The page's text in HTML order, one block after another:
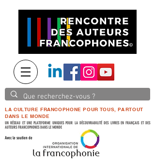
LA CULTURE FRANCOPHONE POUR TOUS, PARTOUT
DANS LE MONDE
UN RÉSEAU ET UNE PLATEFORME UNIQUES POUR LA DÉCOUVRABILITÉ DES LIVRES EN FRANÇAIS ET DES
AUTEURS FRANCOPHONES DANS LE MONDE
Avec le soutien de